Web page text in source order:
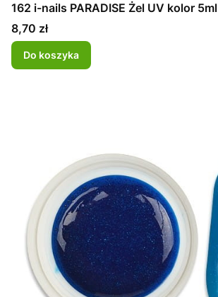
162 i-nails PARADISE Żel UV kolor 5ml
Cena
8,70 zł
Do koszyka